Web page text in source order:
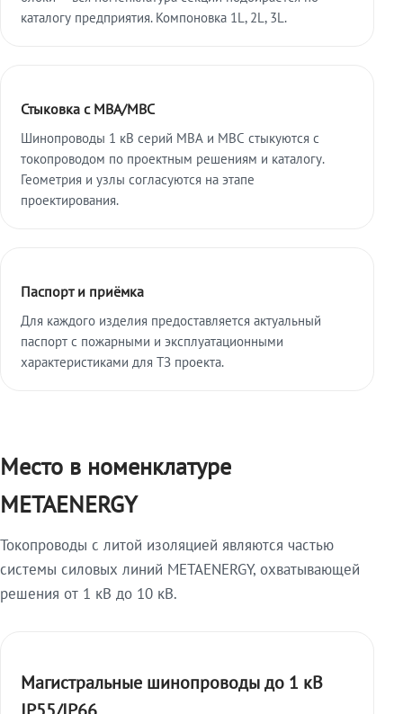
каталогу предприятия. Компоновка 1L, 2L, 3L.
Стыковка с МВА/МВС
Шинопроводы 1 кВ серий МВА и МВС стыкуются с
токопроводом по проектным решениям и каталогу.
Геометрия и узлы согласуются на этапе
проектирования.
Паспорт и приёмка
Для каждого изделия предоставляется актуальный
паспорт с пожарными и эксплуатационными
характеристиками для ТЗ проекта.
Место в номенклатуре
METAENERGY
Токопроводы с литой изоляцией являются частью
системы силовых линий METAENERGY, охватывающей
решения от 1 кВ до 10 кВ.
Магистральные шинопроводы до 1 кВ